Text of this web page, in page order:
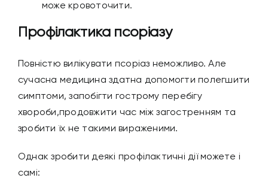
може кровоточити.
Профілактика псоріазу
Повністю вилікувати псоріаз неможливо. Але
сучасна медицина здатна допомогти полегшити
симптоми, запобігти гострому перебігу
хвороби,продовжити час між загостренням та
зробити їх не такими вираженими.
Однак зробити деякі профілактичні дії можете і
самі: